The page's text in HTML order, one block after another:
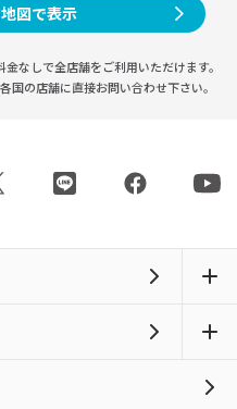
図で表示
金なしで全店舗をご利用いただけます。
各国の店舗に直接お問い合わせ下さい。